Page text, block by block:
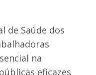
de Saúde dos
na
eficazes